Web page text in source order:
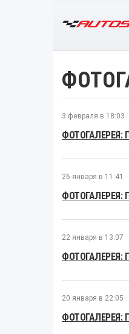
3 февраля в 18:03
ФОТОГАЛЕРЕЯ:
26 января в 11:41
ФОТОГАЛЕРЕЯ:
22 января в 13:07
ФОТОГАЛЕРЕЯ:
20 января в 22:05
ФОТОГАЛЕРЕЯ: